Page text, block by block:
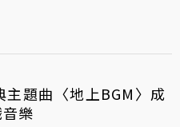
主題曲〈地上BGM〉成
樂